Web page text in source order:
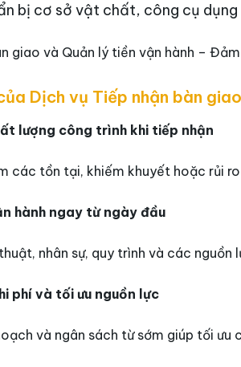
bị cơ sở vật chất, công cụ
giao và Quản lý tiền vận hành –
Dịch vụ Tiếp nhận bàn
lượng công trình khi tiếp nhận
các tồn tại, khiếm khuyết hoặc rủi
hành ngay từ ngày đầu
nhân sự, quy trình và các
phí và tối ưu nguồn lực
và ngân sách từ sớm giúp tối ưu